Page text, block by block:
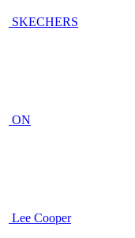
SKECHERS
ON
Lee Cooper